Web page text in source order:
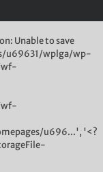
Unable to save
u69631/wplga/wp-
wf-
wf-
u696...', '<?